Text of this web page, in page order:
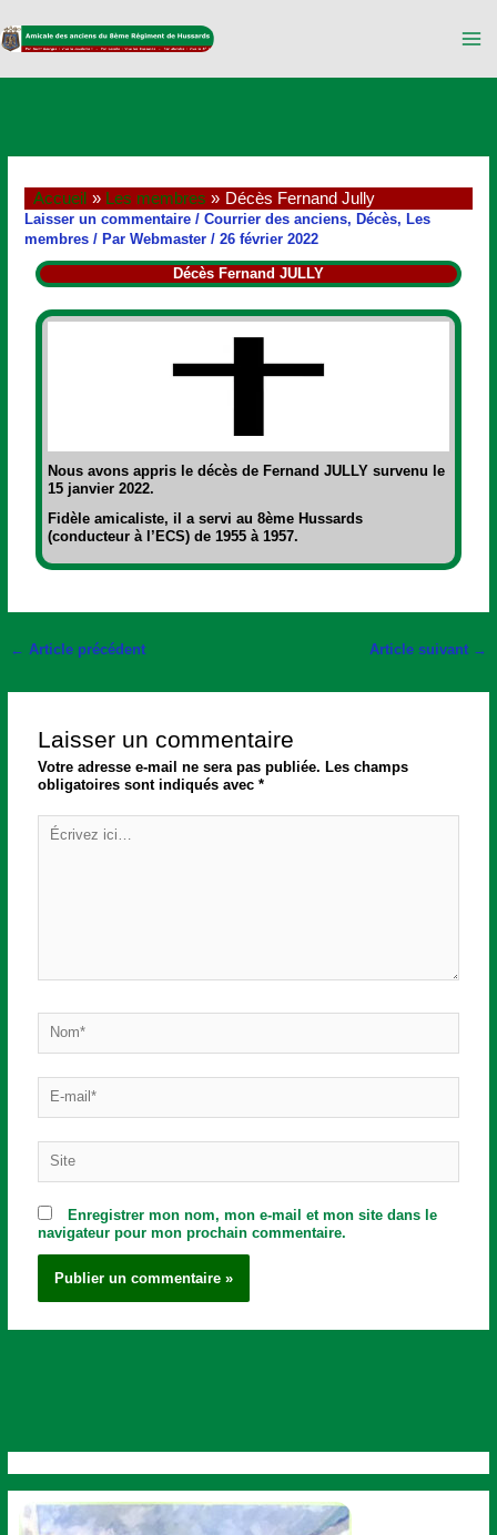
au
contenu
Accueil Les membres Décès Fernand Jully
Laisser un commentaire /Courrier des anciens, Décès, Les
membres / ParWebmaster/26 février 2022
Décès Fernand JULLY
Nous avons appris le décès de Fernand JULLY survenu le
15 janvier 2022.
Fidèle amicaliste, il a servi au 8ème Hussards
(conducteur à l’ECS) de 1955 à 1957.
← Article précédent Article suivant →
Laisser un commentaire
Votre adresse e-mail ne sera pas publiée. Les champs
obligatoires sont indiqués avec*
Écrivez
ici…
mail*
Enregistrer mon nom, mon e-mail et mon site dans le
navigateur pour mon prochain commentaire.